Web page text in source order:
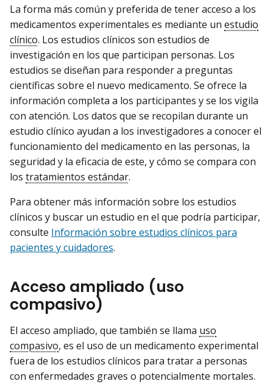
La forma más común y preferida de tener acceso a los
medicamentos experimentales es mediante un estudio
clínico. Los estudios clínicos son estudios de
investigación en los que participan personas. Los
estudios se diseñan para responder a preguntas
científicas sobre el nuevo medicamento. Se ofrece la
información completa a los participantes y se los vigila
con atención. Los datos que se recopilan durante un
estudio clínico ayudan a los investigadores a conocer el
funcionamiento del medicamento en las personas, la
seguridad y la eficacia de este, y cómo se compara con
los tratamientos estándar.
Para obtener más información sobre los estudios
clínicos y buscar un estudio en el que podría participar,
consulte Información sobre estudios clínicos para
pacientes y cuidadores.
Acceso ampliado (uso
compasivo)
El acceso ampliado, que también se llama uso
compasivo, es el uso de un medicamento experimental
fuera de los estudios clínicos para tratar a personas
con enfermedades graves o potencialmente mortales.